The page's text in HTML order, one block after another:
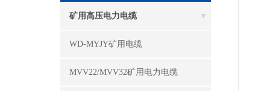
矿用高压电力电缆
WD-MYJY矿用电缆
MVV22/MVV32矿用电力电缆